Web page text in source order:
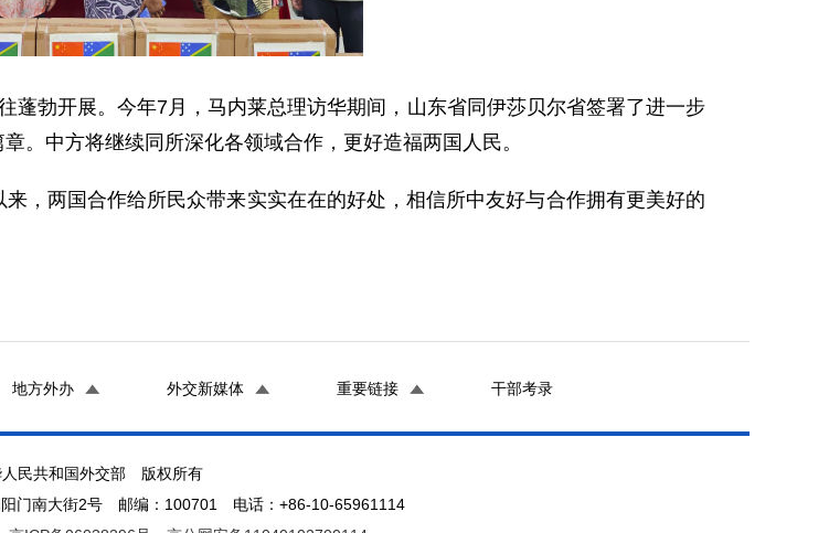
蓬勃开展。今年7月，马内莱总理访华期间，山东省同伊莎贝尔省签署了进一步
。中方将继续同所深化各领域合作，更好造福两国人民。
，两国合作给所民众带来实实在在的好处，相信所中友好与合作拥有更美好的
地方外办 外交新媒体 重要链接 干部考录
人民共和国外交部 版权所有
门南大街2号 邮编：100701 电话：+86-10-65961114